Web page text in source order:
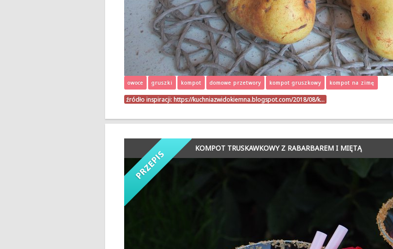
owoce gruszki kompot domowe przetwory kompot gruszkowy kompot na zimę
źródło inspiracji: https://kuchniazwidokiemna.blogspot.com/2018/08/k…
KOMPOT TRUSKAWKOWY Z RABARBAREM I MIĘTĄ